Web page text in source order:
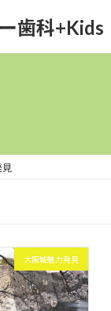
歯科+Kids
見
大阪城魅力発見